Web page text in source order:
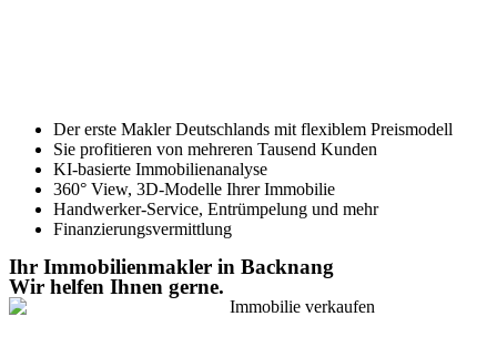
Der erste Makler Deutschlands mit flexiblem Preismodell
Sie profitieren von mehreren Tausend Kunden
KI-basierte Immobilienanalyse
360° View, 3D-Modelle Ihrer Immobilie
Handwerker-Service, Entrümpelung und mehr
Finanzierungsvermittlung
Ihr Immobilienmakler in Backnang
Wir helfen Ihnen gerne.